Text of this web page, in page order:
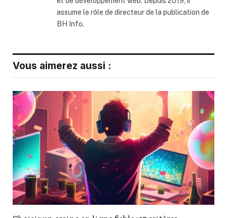
assume le rôle de directeur de la publication de
BH Info.
Vous aimerez aussi :